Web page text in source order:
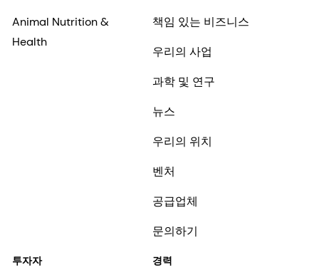
Animal Nutrition &
Health
책임 있는 비즈니스
우리의 사업
과학 및 연구
뉴스
우리의 위치
벤처
공급업체
문의하기
투자자 경력